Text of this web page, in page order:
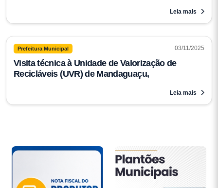
Leia mais
Prefeitura Municipal 03/11/2025
Visita técnica à Unidade de Valorização de
Recicláveis (UVR) de Mandaguaçu,
Leia mais